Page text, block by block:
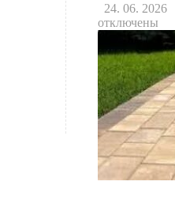
24. 06. 2026
отключены